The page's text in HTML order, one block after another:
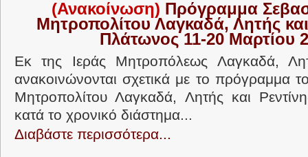
(Ανακοίνωση) Πρόγραμμα
Μητροπολίτου Λαγκαδά, Λητής
Πλάτωνος 11-20 Μαρτίου
Εκ της Ιεράς Μητροπόλεως Λαγκαδά,
ανακοινώνονται σχετικά με το πρόγραμμα
Μητροπολίτου Λαγκαδά, Λητής και
κατά το χρονικό διάστημα...
Διαβάστε περισσότερα...